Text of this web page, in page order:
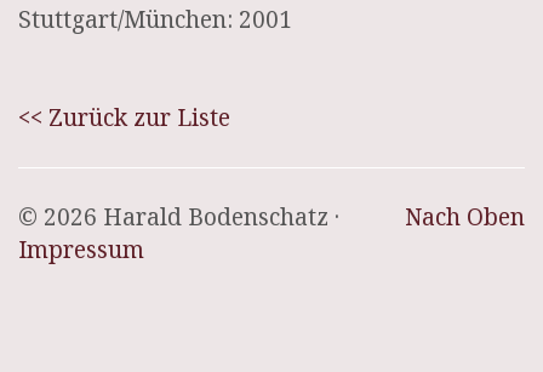
Stuttgart/München: 2001
<< Zurück zur Liste
Nach Oben
© 2026 Harald Bodenschatz ·
Impressum